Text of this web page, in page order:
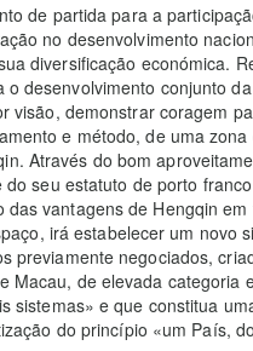
de partida para a
no desenvolvimento
diversificação económica.
desenvolvimento conjunto
visão, demonstrar coragem
e método, de uma
Através do bom
seu estatuto de porto
vantagens de Hengqin
irá estabelecer um novo
previamente negociados,
Macau, de elevada categoria
sistemas» e que constitua
do princípio «um País,